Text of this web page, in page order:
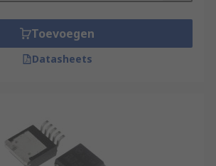
Toevoegen
Datasheets